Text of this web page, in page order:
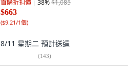
首購折扣價 38%$1,085
$663
($9.21/1個)
8/11 星期二 預計送達
(143)